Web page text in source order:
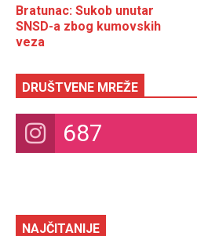
Bratunac: Sukob unutar
SNSD-a zbog kumovskih
veza
DRUŠTVENE MREŽE
687
NAJČITANIJE